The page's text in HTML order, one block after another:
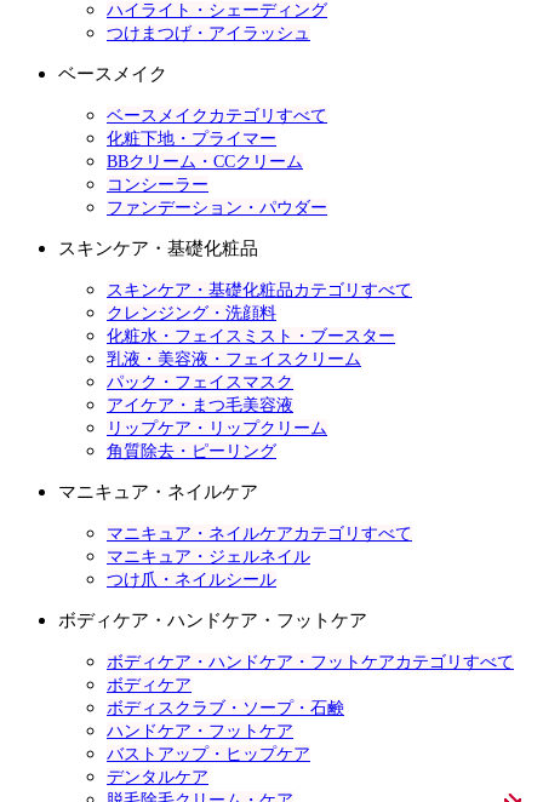
ハイライト・シェーディング
つけまつげ・アイラッシュ
ベースメイク
ベースメイクカテゴリすべて
化粧下地・プライマー
BBクリーム・CCクリーム
コンシーラー
ファンデーション・パウダー
スキンケア・基礎化粧品
スキンケア・基礎化粧品カテゴリすべて
クレンジング・洗顔料
化粧水・フェイスミスト・ブースター
乳液・美容液・フェイスクリーム
パック・フェイスマスク
アイケア・まつ毛美容液
リップケア・リップクリーム
角質除去・ピーリング
マニキュア・ネイルケア
マニキュア・ネイルケアカテゴリすべて
マニキュア・ジェルネイル
つけ爪・ネイルシール
ボディケア・ハンドケア・フットケア
ボディケア・ハンドケア・フットケアカテゴリすべて
ボディケア
ボディスクラブ・ソープ・石鹸
ハンドケア・フットケア
バストアップ・ヒップケア
デンタルケア